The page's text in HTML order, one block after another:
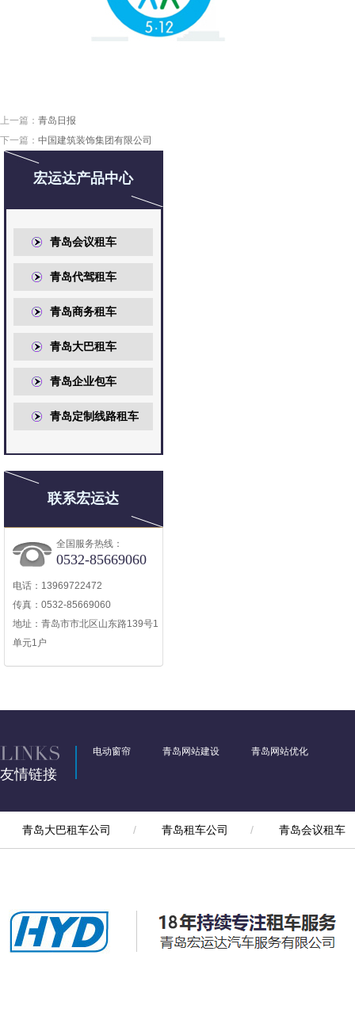
上一篇： 青岛日报
下一篇： 中国建筑装饰集团有限公司
宏运达产品中心
青岛会议租车
青岛代驾租车
青岛商务租车
青岛大巴租车
青岛企业包车
青岛定制线路租车
联系宏运达
全国服务热线：
0532-85669060
电话：13969722472
传真：0532-85669060
地址： 青岛市市北区山东路139号1
单元1户
友情链接
电动窗帘 青岛网站建设 青岛网站优化
青岛大巴租车公司 / 青岛租车公司 / 青岛会议租车